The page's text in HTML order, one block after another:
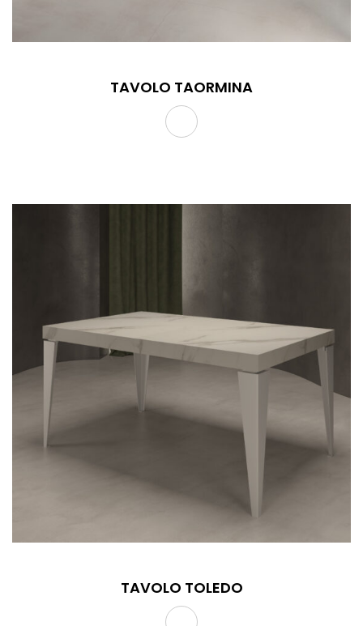
TAVOLO TAORMINA
TAVOLO TOLEDO